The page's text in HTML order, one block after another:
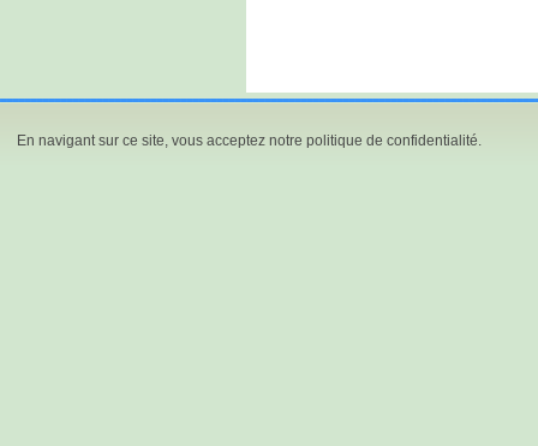
En navigant sur ce site, vous acceptez notre politique de confidentialité.